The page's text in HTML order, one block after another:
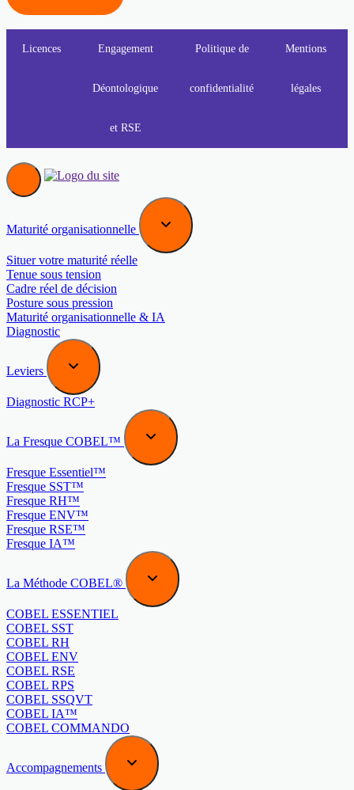
Licences Engagement
Déontologique
et RSE
Politique de
confidentialité
Mentions
légales
Maturité organisationnelle
Situer votre maturité réelle
Tenue sous tension
Cadre réel de décision
Posture sous pression
Maturité organisationnelle & IA
Diagnostic
Leviers
Diagnostic RCP+
La Fresque COBEL™
Fresque Essentiel™
Fresque SST™
Fresque RH™
Fresque ENV™
Fresque RSE™
Fresque IA™
La Méthode COBEL®
COBEL ESSENTIEL
COBEL SST
COBEL RH
COBEL ENV
COBEL RSE
COBEL RPS
COBEL SSQVT
COBEL IA™
COBEL COMMANDO
Accompagnements